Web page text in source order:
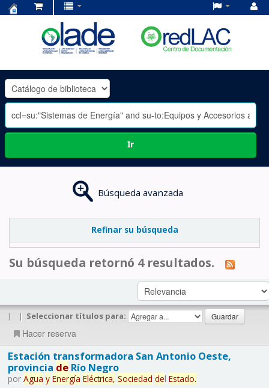
OLADE
-
Ir
Búsqueda avanzada
Refinar su búsqueda
Su búsqueda retornó 4 resultados.
| | Seleccionar títulos para:
Hacer reserva
Estación transformadora San Antonio Oeste,
provincia deRío Negro
por Agua y Energía Eléctrica, Sociedad del Estado.